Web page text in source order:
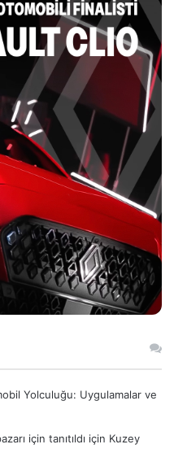
Yolculuğu: Uygulamalar ve
için tanıtıldı için Kuzey